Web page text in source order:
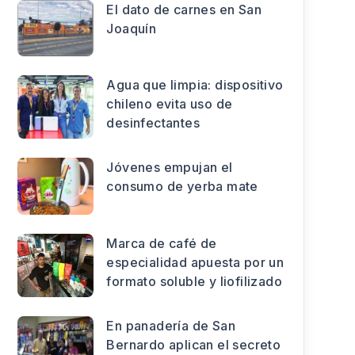
El dato de carnes en San
Joaquín
Agua que limpia: dispositivo
chileno evita uso de
desinfectantes
Jóvenes empujan el
consumo de yerba mate
Marca de café de
especialidad apuesta por un
formato soluble y liofilizado
En panadería de San
Bernardo aplican el secreto